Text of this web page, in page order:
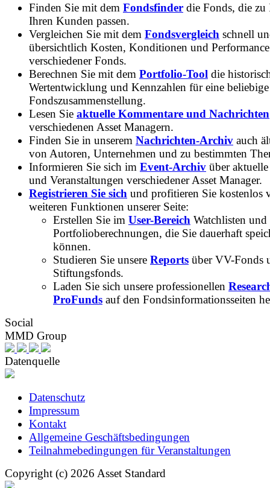
Finden Sie mit dem Fondsfinder die Fonds, die zu
Ihren Kunden passen.
Vergleichen Sie mit dem Fondsvergleich schnell
übersichtlich Kosten, Konditionen und Performance
verschiedener Fonds.
Berechnen Sie mit dem Portfolio-Tool die
Wertentwicklung und Kennzahlen für eine beliebige
Fondszusammenstellung.
Lesen Sie aktuelle Kommentare und Nachrichten
verschiedenen Asset Managern.
Finden Sie in unserem Nachrichten-Archiv auch
von Autoren, Unternehmen und zu bestimmten
Informieren Sie sich im Event-Archiv über
und Veranstaltungen verschiedener Asset Manager.
Registrieren Sie sich und profitieren Sie kostenlos
weiteren Funktionen unserer Seite:
Erstellen Sie im User-Bereich Watchlisten und
Portfolioberechnungen, die Sie dauerhaft
können.
Studieren Sie unsere Reports über VV-Fonds
Stiftungsfonds.
Laden Sie sich unsere professionellen
ProFunds auf den Fondsinformationsseiten
Social
MMD Group
Datenquelle
Datenschutz
Impressum
Kontakt
Allgemeine Geschäftsbedingungen
Teilnahmebedingungen für Veranstaltungen
Copyright (c) 2026 Asset Standard